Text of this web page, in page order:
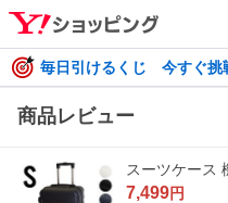
毎日引けるくじ 今すぐ挑
商品レビュー
7,499円